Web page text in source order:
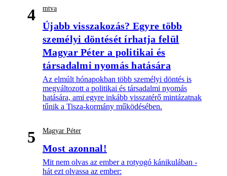
4 mtva
Újabb visszakozás? Egyre több
személyi döntését írhatja felül
Magyar Péter a politikai és
társadalmi nyomás hatására
Az elmúlt hónapokban több személyi döntés is
megváltozott a politikai és társadalmi nyomás
hatására, ami egyre inkább visszatérő mintázatnak
tűnik a Tisza-kormány működésében.
5 Magyar Péter
Most azonnal!
Mit nem olvas az ember a rotyogó kánikulában -
hát ezt olvassa az ember: